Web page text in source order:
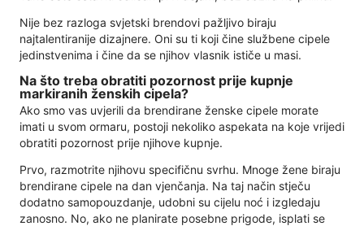
Nije bez razloga svjetski brendovi pažljivo biraju
najtalentiranije dizajnere. Oni su ti koji čine službene cipele
jedinstvenima i čine da se njihov vlasnik ističe u masi.
Na što treba obratiti pozornost prije kupnje
markiranih ženskih cipela?
Ako smo vas uvjerili da brendirane ženske cipele morate
imati u svom ormaru, postoji nekoliko aspekata na koje vrijedi
obratiti pozornost prije njihove kupnje.
Prvo, razmotrite njihovu specifičnu svrhu. Mnoge žene biraju
brendirane cipele na dan vjenčanja. Na taj način stječu
dodatno samopouzdanje, udobni su cijelu noć i izgledaju
zanosno. No, ako ne planirate posebne prigode, isplati se